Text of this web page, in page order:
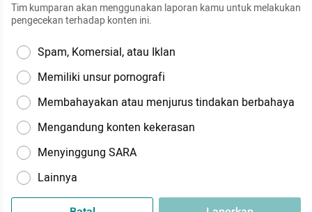
Tim kumparan akan menggunakan laporan kamu untuk melakukan
pengecekan terhadap konten ini.
Spam, Komersial, atau Iklan
Memiliki unsur pornografi
Membahayakan atau menjurus tindakan berbahaya
Mengandung konten kekerasan
Menyinggung SARA
Lainnya